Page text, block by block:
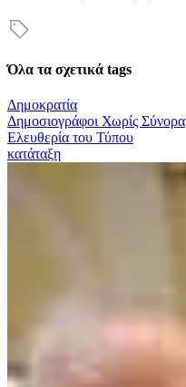
Όλα τα σχετικά tags
Δημοκρατία
Δημοσιογράφοι Χωρίς Σύνορα
Ελευθερία του Τύπου
κατάταξη